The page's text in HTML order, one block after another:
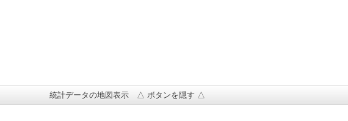
統計データの地図表示 △ ボタンを隠す △